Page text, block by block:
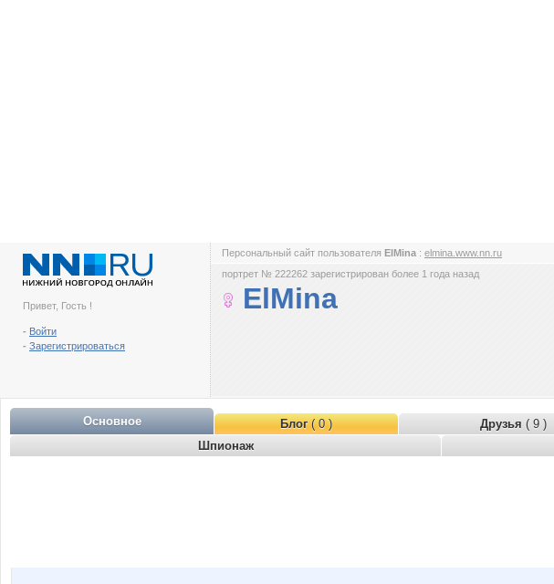
Привет, Гость !
- Войти
- Зарегистрироваться
Персональный сайт пользователя ElMina : elmina.www.nn.ru
портрет № 222262 зарегистрирован более 1 года назад
ElMina
Основное Блог( 0 ) Друзья ( 9 )
Шпионаж